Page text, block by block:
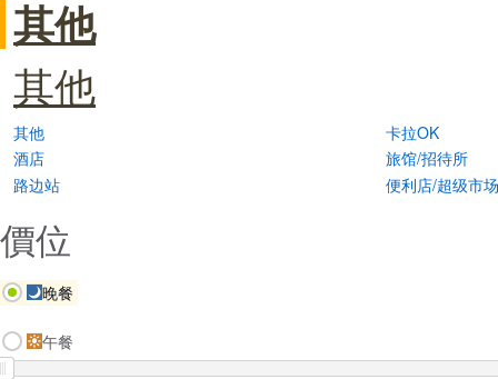
其他
其他
其他
卡拉OK
酒店
旅馆/招待所
路边站
便利店/超级市场
價位
晚餐
午餐